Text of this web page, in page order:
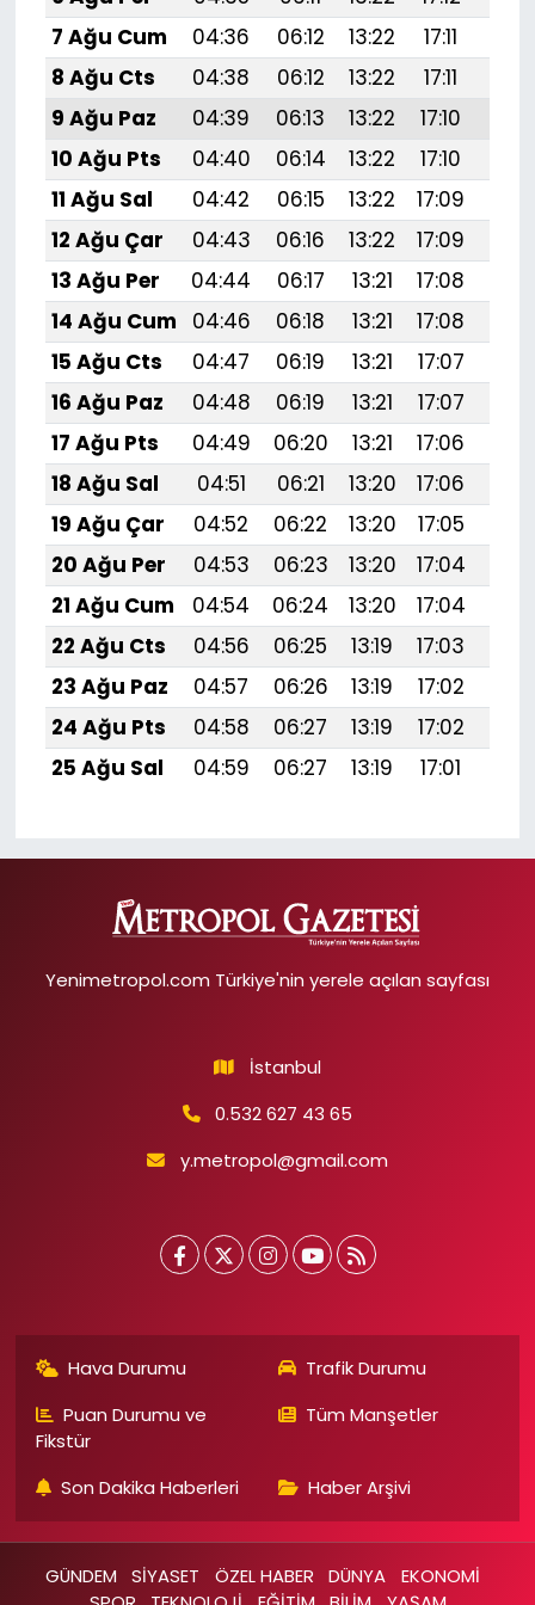
7 Ağu Cum
04:36 06:12 13:22 17:11
8 Ağu Cts
04:38 06:12 13:22 17:11
9 Ağu Paz
04:39 06:13 13:22 17:10
10 Ağu Pts
04:40 06:14 13:22 17:10
11 Ağu Sal
04:42 06:15 13:22 17:09
12 Ağu Çar
04:43 06:16 13:22 17:09
13 Ağu Per
04:44 06:17 13:21 17:08
14 Ağu Cum
04:46 06:18 13:21 17:08
15 Ağu Cts
04:47 06:19 13:21 17:07
16 Ağu Paz
04:48 06:19 13:21 17:07
17 Ağu Pts
04:49 06:20 13:21 17:06
18 Ağu Sal
04:51 06:21 13:20 17:06
19 Ağu Çar
04:52 06:22 13:20 17:05
20 Ağu Per
04:53 06:23 13:20 17:04
21 Ağu Cum
04:54 06:24 13:20 17:04
22 Ağu Cts
04:56 06:25 13:19 17:03
23 Ağu Paz
04:57 06:26 13:19 17:02
24 Ağu Pts
04:58 06:27 13:19 17:02
25 Ağu Sal
04:59 06:27 13:19 17:01
Yenimetropol.com Türkiye'nin yerele açılan sayfası
İstanbul
0.532 627 43 65
y.metropol@gmail.com
Hava Durumu
Trafik Durumu
Puan Durumu ve
Fikstür
Tüm Manşetler
Son Dakika Haberleri Haber Arşivi
GÜNDEM SİYASET ÖZEL HABER DÜNYA
EKONOMİ